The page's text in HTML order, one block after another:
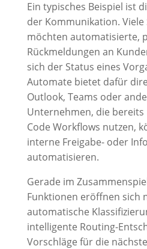
Ein typisches Beispiel ist
der Kommunikation.
möchten automatisierte,
Rückmeldungen an
sich der Status eines
Automate bietet dafür
Outlook, Teams oder
Unternehmen, die bereits
Code Workflows nutzen,
interne Freigabe- oder
automatisieren.
Gerade im
Funktionen eröffnen sich
automatische
intelligente Routing-
Vorschläge für die